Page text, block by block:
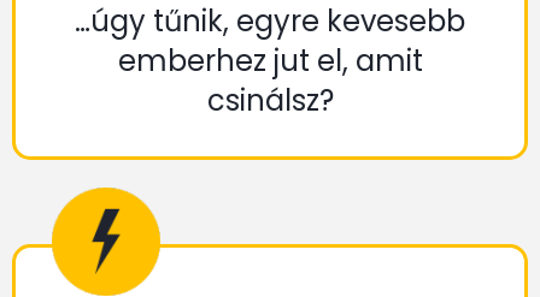
…úgy tűnik, egyre kevesebb
emberhez jut el, amit
csinálsz?